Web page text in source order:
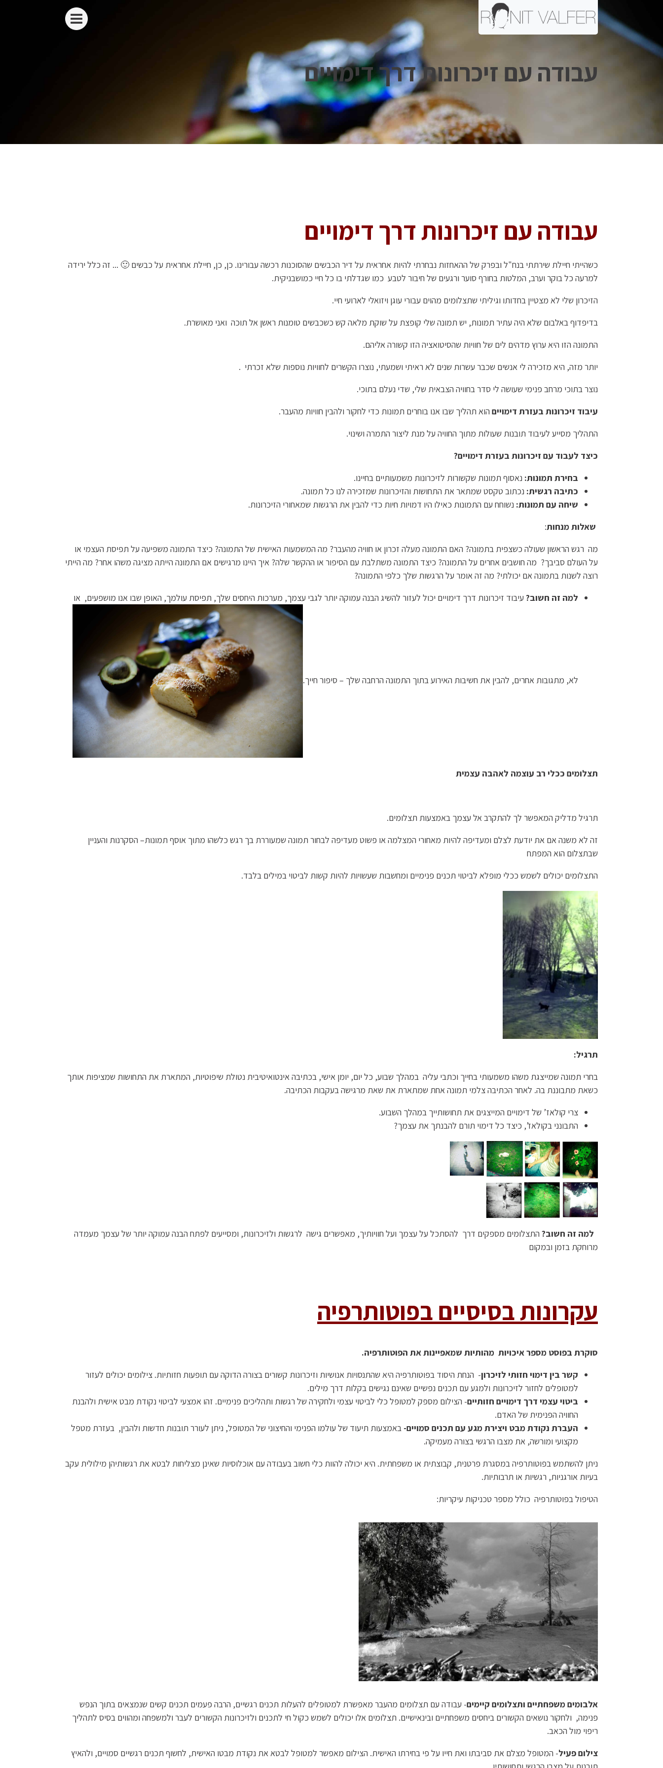
עבודה עם זיכרונות דרך דימויים
עבודה עם זיכרונות דרך דימויים
כשהייתי חיילת שירתתי בנח"ל ובפרק של ההאחזות נבחרתי להיות אחראית על דיר הכבשים שהסוכנות רכשה עבורינו. כן, כן, חיילת אחראית על כבשים 🙂 ... זה כלל ירידה
למרעה כל בוקר וערב, המלטות בחורף סוער ורגעים של חיבור לטבע כמו שגדלתי בו כל חיי כמושבניקית.
הזיכרון שלי לא מצטיין בחדותו וגיליתי שתצלומים מהוים עבורי עוגן ויזואלי לארועי חיי.
בדיפדוף באלבום שלא היה עתיר תמונות, יש תמונה שלי קופצת על שוקת מלאה קש כשכבשים טומנות ראשן אל תוכה ואני מאושרת.
התמונה הזו היא ערוץ מדהים לים של חוויות שהסיטואציה הזו קשורה אליהם.
יותר מזה, היא מזכירה לי אנשים שכבר עשרות שנים לא ראיתי ושמעתי, נוצרו הקשרים לחוויות נוספות שלא זכרתי .
נוצר בתוכי מרחב פנימי שעושה לי סדר בחוויה הצבאית שלי, שדי נעלם בתוכי.
עיבוד זיכרונות בעזרת דימויים הוא תהליך שבו אנו בוחרים תמונות כדי לחקור ולהבין חוויות מהעבר.
התהליך מסייע לעיבוד תובנות שעולות מתוך החוויה על מנת ליצור התמרה ושינוי.
כיצד לעבוד עם זיכרונות בעזרת דימויים?
בחירת תמונות: נאסוף תמונות שקשורות לזיכרונות משמעותיים בחיינו.
כתיבה רגשית: נכתוב טקסט שמתאר את התחושות והזיכרונות שמזכירה לנו כל תמונה.
שיחה עם תמונות: נשוחח עם התמונות כאילו היו דמויות חיות כדי להבין את הרגשות שמאחורי הזיכרונות.
שאלות מנחות:
מה רגש הראשון שעולה כשצפית בתמונה? האם התמונה מעלה זכרון או חוויה מהעבר? מה המשמעות האישית של התמונה? כיצד התמונה משפיעה על תפיסת העצמי או
על העולם סביבך? מה חושבים אחרים על התמונה? כיצד התמונה משתלבת עם הסיפור או ההקשר שלה? איך היינו מרגישים אם התמונה הייתה מציגה משהו אחר? מה הייתי
רוצה לשנות בתמונה אם יכולתי? מה זה אומר על הרגשות שלך כלפי התמונה?
למה זה חשוב? עיבוד זיכרונות דרך דימויים יכול לעזור להשיג הבנה עמוקה יותר לגבי עצמך, מערכות היחסים שלך, תפיסת עולמך, האופן שבו אנו מושפעים, או
לא, מתגובות אחרים, להבין את חשיבות האירוע בתוך התמונה הרחבה שלך – סיפור חייך.
תצלומים ככלי רב עוצמה לאהבה עצמית
תרגיל מדליק המאפשר לך להתקרב אל עצמך באמצעות תצלומים.
זה לא משנה אם את יודעת לצלם ומעדיפה להיות מאחורי המצלמה או פשוט מעדיפה לבחור תמונה שמעוררת בך רגש כלשהו מתוך אוסף תמונות– הסקרנות והעניין
שבתצלום הוא המפתח
התצלומים יכולים לשמש ככלי מופלא לביטוי תכנים פנימיים ומחשבות שעשויות להיות קשות לביטוי במילים בלבד.
תרגיל:
בחרי תמונה שמייצגת משהו משמעותי בחייך וכתבי עליה במהלך שבוע, כל יום, יומן אישי, בכתיבה אינטואיטיבית נטולת שיפוטיות, המתארת את התחושות שמציפות אותך
כשאת מתבוננת בה. לאחר הכתיבה צלמי תמונה אחת שמתארת את שאת מרגישה בעקבות הכתיבה.
צרי קולאז’ של דימויים המייצגים את תחושותייך במהלך השבוע.
התבונני בקולאז’, כיצד כל דימוי תורם להבנתך את עצמך?
למה זה חשוב? התצלומים מספקים דרך להסתכל על עצמך ועל חוויותיך, מאפשרים גישה לרגשות ולזיכרונות, ומסייעים לפתח הבנה עמוקה יותר של עצמך מעמדה
מרוחקת בזמן ובמקום
עקרונות בסיסיים בפוטותרפיה
סוקרת בפוסט מספר איכויות מהותיות שמאפיינות את הפוטותרפיה.
קשר בין דימוי חזותי לזיכרון- הנחת היסוד בפוטותרפיה היא שהתנסויות אנושיות וזיכרונות קשורים בצורה הדוקה עם תופעות חזותיות. צילומים יכולים לעזור
למטופלים לחזור לזיכרונות ולמגע עם תכנים נפשיים שאינם נגישים בקלות דרך מילים.
ביטוי עצמי דרך דימויים חזותיים- הצילום מספק למטופל כלי לביטוי עצמי ולחקירה של רגשות ותהליכים פנימיים. זהו אמצעי לביטוי נקודת מבט אישית ולהבנת
החוויה הפנימית של האדם.
העברת נקודת מבט ויצירת מגע עם תכנים סמויים- באמצעות תיעוד של עולמו הפנימי והחיצוני של המטופל, ניתן לעורר תובנות חדשות ולהבין, בעזרת מטפל
מקצועי ומורשה, את מצבו הרגשי בצורה מעמיקה.
ניתן להשתמש בפוטותרפיה במסגרת פרטנית, קבוצתית או משפחתית. היא יכולה להוות כלי חשוב בעבודה עם אוכלוסיות שאינן מצליחות לבטא את רגשותיהן מילולית עקב
בעיות אורגניות, רגשיות או תרבותיות.
הטיפול בפוטותרפיה כולל מספר טכניקות עיקריות:
אלבומים משפחתיים ותצלומים קיימים- עבודה עם תצלומים מהעבר מאפשרת למטופלים להעלות תכנים רגשיים, הרבה פעמים תכנים קשים שנמצאים בתוך הנפש
פנימה, ולחקור נושאים הקשורים ביחסים משפחתיים ובינאישיים. תצלומים אלו יכולים לשמש כקול חי לתכנים ולזיכרונות הקשורים לעבר ולמשפחה ומהווים בסיס לתהליך
ריפוי מול הכאב.
צילום פעיל- המטופל מצלם את סביבתו ואת חייו על פי בחירתו האישית. הצילום מאפשר למטופל לבטא את נקודת מבטו האישית, לחשוף תכנים רגשיים סמויים, ולהאיץ